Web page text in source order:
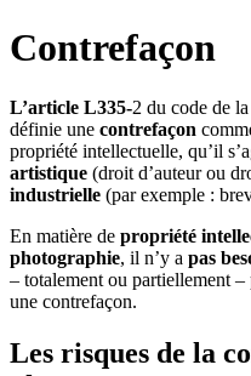
Contrefaçon
L’article L335-2 du code de la
définie une contrefaçon
propriété intellectuelle, qu’il
artistique (droit d’auteur ou
industrielle (par exemple :
En matière de propriété
photographie, il n’y a pas
– totalement ou partiellement
une contrefaçon.
Les risques de la